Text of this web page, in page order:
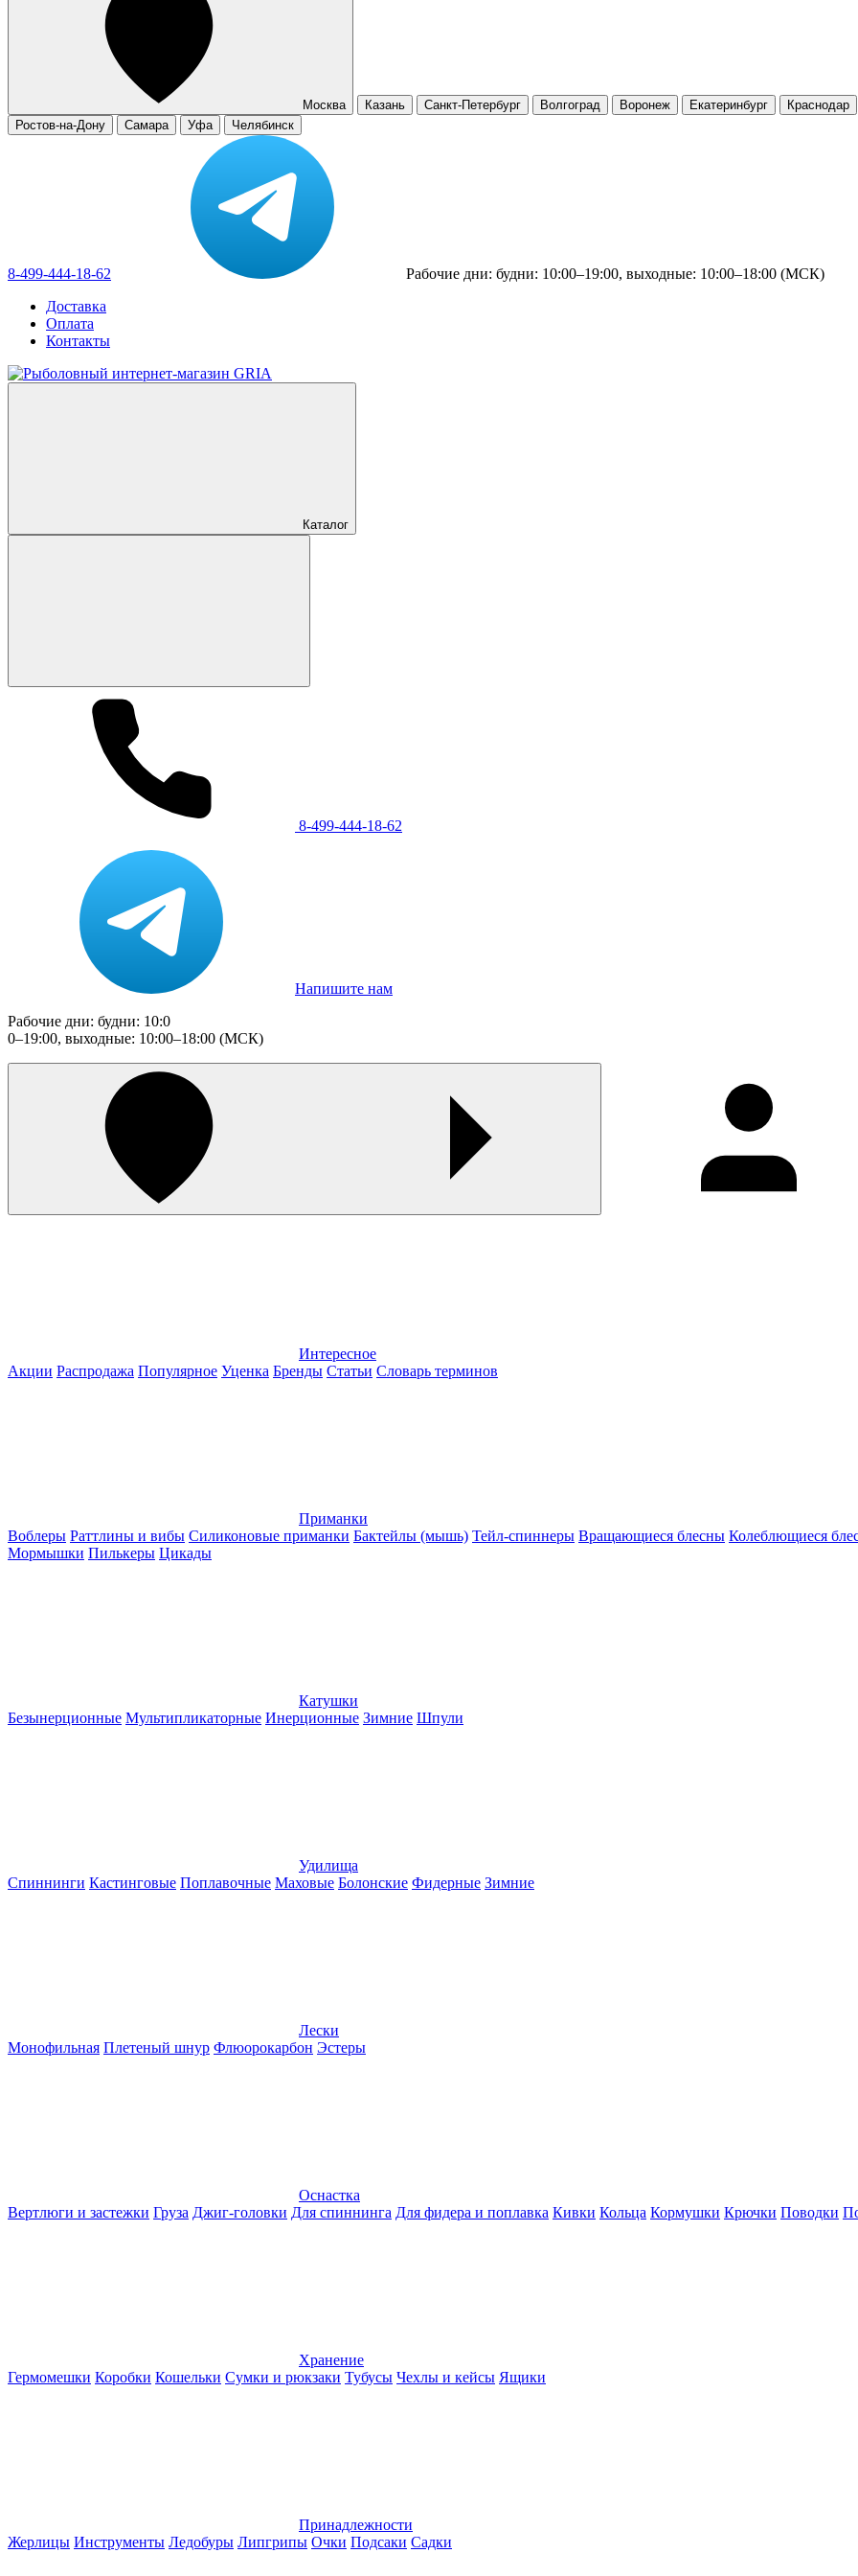
Москва Казань Санкт-Петербург Волгоград Воронеж Екатеринбург Краснодар
Ростов-на-Дону
Самара Уфа Челябинск
8-499-444-18-62
Рабочие дни: будни: 10:00–19:00, выходные: 10:00–18:00 (МСК)
Доставка
Оплата
Контакты
Каталог
8-499-444-18-62
Напишите нам
Рабочие дни: будни: 10:0
0–19:00, выходные: 10:00–18:00 (МСК)
Интересное
Акции Распродажа Популярное Уценка Бренды Статьи Словарь терминов
Приманки
Воблеры Раттлины и вибы Силиконовые приманки Бактейлы (мышь) Тейл-спиннеры Вращающиеся блесны Колеблющиеся
Мормышки Пилькеры Цикады
Катушки
Безынерционные Мультипликаторные Инерционные Зимние Шпули
Удилища
Спиннинги Кастинговые Поплавочные Маховые Болонские Фидерные Зимние
Лески
Монофильная Плетеный шнур Флюорокарбон Эстеры
Оснастка
Вертлюги и застежки Груза Джиг-головки Для спиннинга Для фидера и поплавка Кивки Кольца Кормушки Крючки Поводки
Хранение
Гермомешки Коробки Кошельки Сумки и рюкзаки Тубусы Чехлы и кейсы Ящики
Принадлежности
Жерлицы Инструменты Ледобуры Липгрипы Очки Подсаки Садки